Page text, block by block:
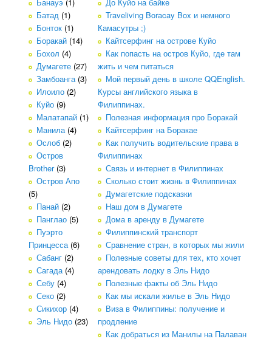
Батад (1)
Бонток (1)
Боракай (14)
Бохол (4)
Думагете (27)
Замбоанга(3)
Илоило (2)
Куйо (9)
Малатапай (1)
Манила(4)
Ослоб (2)
Остров
Brother(3)
Остров Апо
(5)
Панай (2)
Панглао (5)
Пуэрто
Принцесса(6)
Сабанг (2)
Сагада(4)
Себу (4)
Секо (2)
Сикихор (4)
Эль Нидо (23)
Traveliving Boracay Box и немного
Камасутры ;)
Кайтсерфинг на острове Куйо
Как попасть на остров Куйо, где там
жить и чем питаться
Мой первый день в школе QQEnglish.
Курсы английского языка в
Филиппинах.
Полезная информация про Боракай
Кайтсерфинг на Боракае
Как получить водительские права в
Филиппинах
Связь и интернет в Филиппинах
Сколько стоит жизнь в Филиппинах
Думагетские подсказки
Наш дом в Думагете
Дома в аренду в Думагете
Филиппинский транспорт
Сравнение стран, в которых мы жили
Полезные советы для тех, кто хочет
арендовать лодку в Эль Нидо
Полезные факты об Эль Нидо
Как мы искали жилье в Эль Нидо
Виза в Филиппины: получение и
продление
Как добраться из Манилы на Палаван